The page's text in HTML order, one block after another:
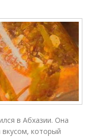
в Абхазии. Она
который